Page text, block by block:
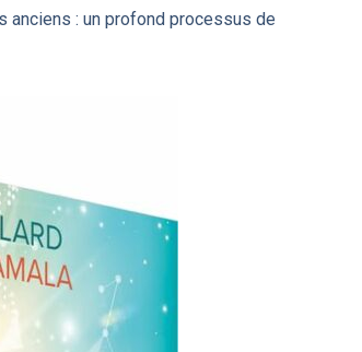
: un profond processus de